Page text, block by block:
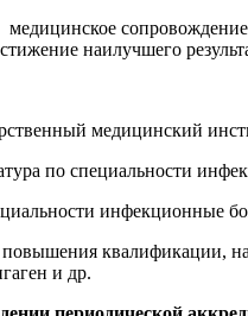
наилучшего
медицинский
по специальности
инфекционные
повышения квалификации,
и др.